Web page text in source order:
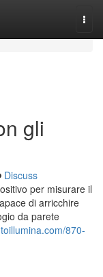
gli
Discuss
per misurare il
di arricchire
da parete
870-